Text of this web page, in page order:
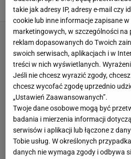
Aleksandra Pietrow,
takie jak adresy IP, adresy e-mail czy
cookie lub inne informacje zapisane
marketingowych, w szczególności
reklam dopasowanych do Twoich
swoich serwisach, aplikacjach i w
treści w nich wyświetlanych.
Jeśli nie chcesz wyrazić zgody,
chcesz wycofać zgodę uprzednio
„Ustawień Zaawansowanych”.
Twoje dane osobowe mogą być
badania i mierzenia informacji
serwisów i aplikacji lub łączone z
Tobie usług. W określonych
danych nie wymaga zgody i odbywa